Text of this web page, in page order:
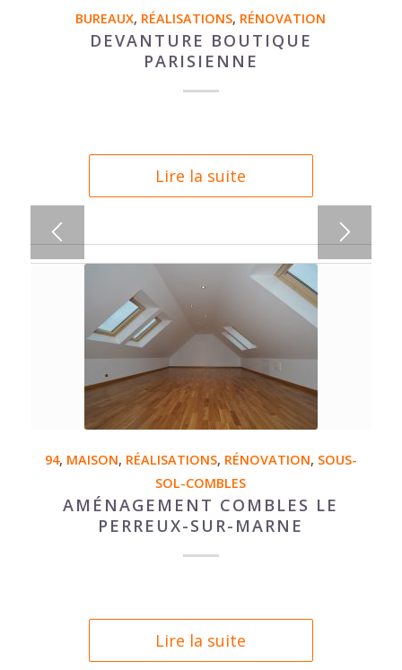
BUREAUX, RÉALISATIONS, RÉNOVATION
DEVANTURE BOUTIQUE
PARISIENNE
Lire la suite
94, MAISON, RÉALISATIONS, RÉNOVATION, SOUS-
SOL-COMBLES
AMÉNAGEMENT COMBLES LE
PERREUX-SUR-MARNE
Lire la suite